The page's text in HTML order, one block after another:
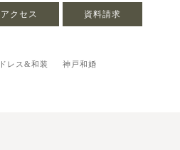
資料請求
アクセス
ドレス&和装 神戸和婚